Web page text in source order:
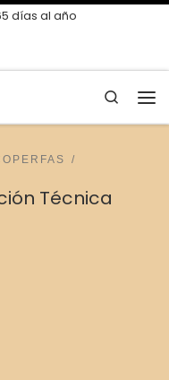
días al año
Search
Técnica